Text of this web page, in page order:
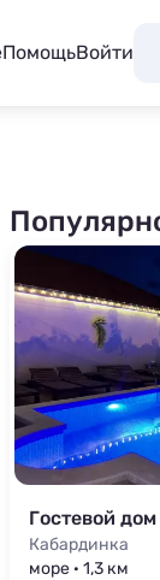
ПомощьВойти
Гостевой
Кабардинка
море · 1,3 км